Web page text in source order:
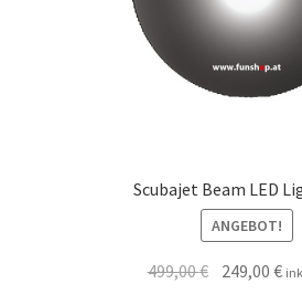
Scubajet Beam LED
ANGEBOT!
499,00€ 249,00€